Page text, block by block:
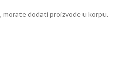
dodati proizvode u korpu.